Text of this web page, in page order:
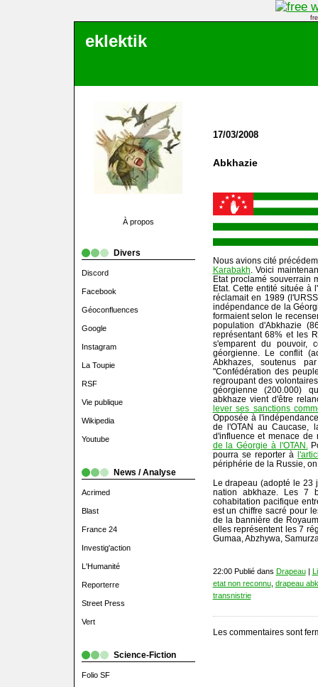
eklektik
À propos
Divers
Discord
Facebook
Géoconfluences
Google
Instagram
La Toupie
RSF
Vie publique
Wikipedia
Youtube
News / Analyse
Acrimed
Blast
France 24
Investig'action
L'Humanité
Reporterre
Street Press
Vert
Science-Fiction
Folio SF
17/03/2008
Abkhazie
Nous avions cité
Karabakh . Voici
Etat proclamé souverrain
Etat. Cette entité située à
réclamait en 1989
indépendance de la
formaient selon le
population d'Abkhazie
représentant 68% et les
s'emparent du pouvoir,
géorgienne. Le conflit
Abkhazes, soutenus
"Confédération des
regroupant des
géorgienne (200.000)
abkhaze vient d'être
lever ses sanctions
Opposée à
de l'OTAN au Caucase,
d'influence et menace de
de la Géorgie à l'OTAN.
pourra se reporter à
périphérie de la Russie,
Le drapeau (adopté le 23
nation abkhaze. Les 7
cohabitation pacifique
est un chiffre sacré pour
de la bannière de
elles représentent les 7
Gumaa, Abzhywa,
22:00 Publié dans Drapeau|
etat non reconnu, drapeau
transnistrie
Les commentaires sont